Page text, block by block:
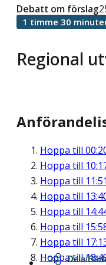
Regional
Debatt om förslag
1 timme 30
Hoppa till
Hoppa till
Hoppa till 11:51
Hoppa till
Hoppa till
Hoppa till
Hoppa till
Hoppa till
Dela/